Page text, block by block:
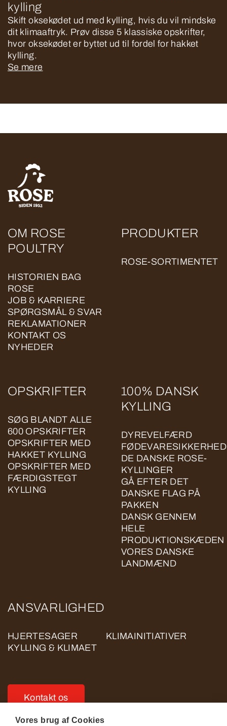
kylling
Skift oksekødet ud med kylling, hvis du vil mindske
dit klimaaftryk. Prøv disse 5 klassiske opskrifter,
hvor oksekødet er byttet ud til fordel for hakket
kylling.
Se mere
OM ROSE
POULTRY
HISTORIEN BAG
ROSE
JOB & KARRIERE
SPØRGSMÅL & SVAR
REKLAMATIONER
KONTAKT OS
NYHEDER
PRODUKTER
ROSE-SORTIMENTET
OPSKRIFTER
SØG BLANDT ALLE
600 OPSKRIFTER
OPSKRIFTER MED
HAKKET KYLLING
OPSKRIFTER MED
FÆRDIGSTEGT
KYLLING
100% DANSK
KYLLING
DYREVELFÆRD
FØDEVARESIKKERHED
DE DANSKE ROSE-
KYLLINGER
GÅ EFTER DET
DANSKE FLAG PÅ
PAKKEN
DANSK GENNEM
HELE
PRODUKTIONSKÆDEN
VORES DANSKE
LANDMÆND
ANSVARLIGHED
HJERTESAGER
KLIMAINITIATIVER
KYLLING & KLIMAET
Kontakt os
Vores brug af Cookies